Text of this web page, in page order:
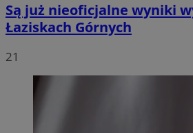
Są już nieoficjalne wyniki
Łaziskach Górnych
21